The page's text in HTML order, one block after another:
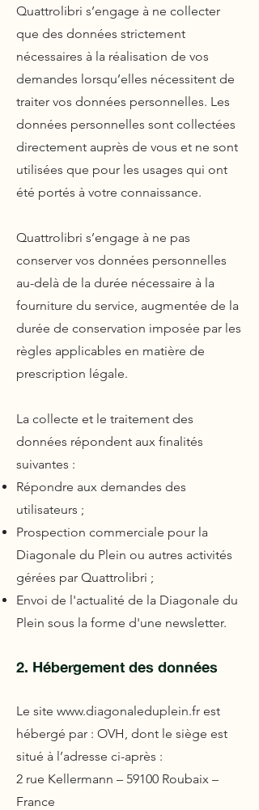
Quattrolibri s’engage à ne collecter
que des données strictement
nécessaires à la réalisation de vos
demandes lorsqu’elles nécessitent de
traiter vos données personnelles. Les
données personnelles sont collectées
directement auprès de vous et ne sont
utilisées que pour les usages qui ont
été portés à votre connaissance.
Quattrolibri s’engage à ne pas
conserver vos données personnelles
au-delà de la durée nécessaire à la
fourniture du service, augmentée de la
durée de conservation imposée par les
règles applicables en matière de
prescription légale.
La collecte et le traitement des
données répondent aux finalités
suivantes :
Répondre aux demandes des
utilisateurs ;
Prospection commerciale pour la
Diagonale du Plein ou autres activités
gérées par Quattrolibri ;
Envoi de l'actualité de la Diagonale du
Plein sous la forme d'une newsletter.
2. Hébergement des données
Le site www.diagonaleduplein.fr est
hébergé par : OVH, dont le siège est
situé à l’adresse ci-après :
2 rue Kellermann – 59100 Roubaix –
France